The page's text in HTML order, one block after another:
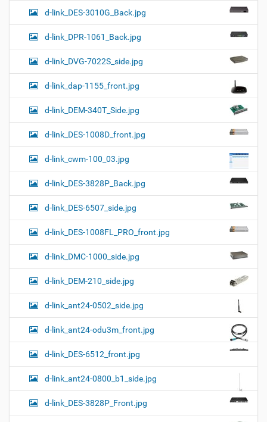
d-link_DES-3010G_Back.jpg
d-link_DPR-1061_Back.jpg
d-link_DVG-7022S_side.jpg
d-link_dap-1155_front.jpg
d-link_DEM-340T_Side.jpg
d-link_DES-1008D_front.jpg
d-link_cwm-100_03.jpg
d-link_DES-3828P_Back.jpg
d-link_DES-6507_side.jpg
d-link_DES-1008FL_PRO_front.jpg
d-link_DMC-1000_side.jpg
d-link_DEM-210_side.jpg
d-link_ant24-0502_side.jpg
d-link_ant24-odu3m_front.jpg
d-link_DES-6512_front.jpg
d-link_ant24-0800_b1_side.jpg
d-link_DES-3828P_Front.jpg